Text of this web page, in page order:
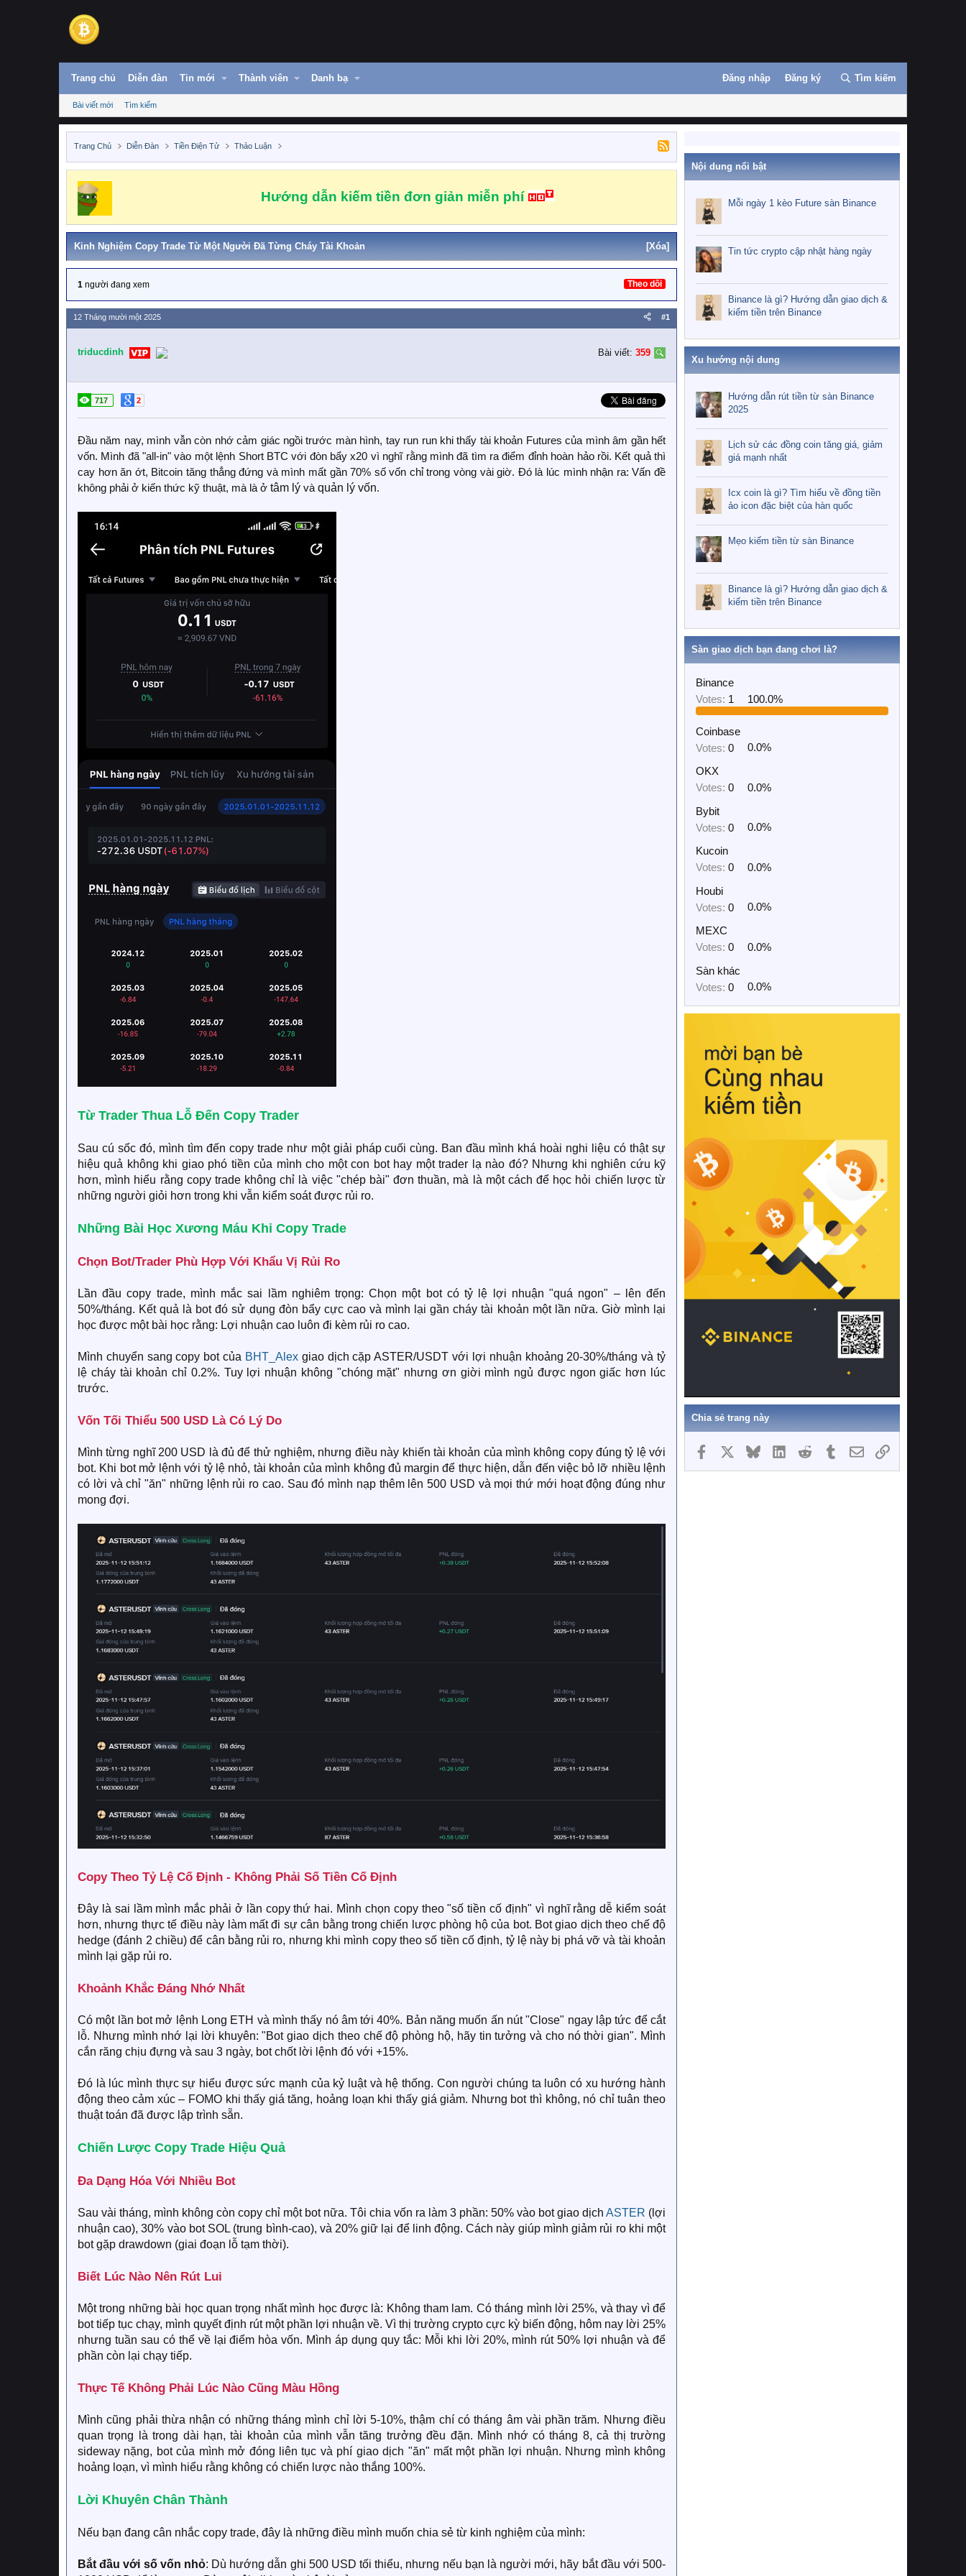
Trang chủ Diễn đàn Tin mới Thành viên Danh bạ Đăng nhập Đăng ký Tìm kiếm
Bài viết mới Tìm kiếm
Trang Chủ Diễn Đàn Tiền Điện Tử Thảo Luận
Hướng dẫn kiếm tiền đơn giản miễn phí
Kinh Nghiệm Copy Trade Từ Một Người Đã Từng Cháy Tài Khoản [Xóa]
1 người đang xem Theo dõi
12 Tháng mười một 2025 #1
triducdinh Bài viết: 359
717 2
Đầu năm nay, mình vẫn còn nhớ cảm giác ngồi trước màn hình, tay run run khi thấy tài khoản Futures của mình âm gần hết
vốn. Mình đã "all-in" vào một lệnh Short BTC với đòn bẩy x20 vì nghĩ rằng mình đã tìm ra điểm đỉnh hoàn hảo rồi. Kết quả thì
cay hơn ăn ớt, Bitcoin tăng thẳng đứng và mình mất gần 70% số vốn chỉ trong vòng vài giờ. Đó là lúc mình nhận ra: Vấn đề
không phải ở kiến thức kỹ thuật, mà là ở tâm lý và quản lý vốn.
Từ Trader Thua Lỗ Đến Copy Trader​
Sau cú sốc đó, mình tìm đến copy trade như một giải pháp cuối cùng. Ban đầu mình khá hoài nghi liệu có thật sự
hiệu quả không khi giao phó tiền của mình cho một con bot hay một trader lạ nào đó? Nhưng khi nghiên cứu kỹ
hơn, mình hiểu rằng copy trade không chỉ là việc "chép bài" đơn thuần, mà là một cách để học hỏi chiến lược từ
những người giỏi hơn trong khi vẫn kiểm soát được rủi ro.
Những Bài Học Xương Máu Khi Copy Trade​
Chọn Bot/Trader Phù Hợp Với Khẩu Vị Rủi Ro​
Lần đầu copy trade, mình mắc sai lầm nghiêm trọng: Chọn một bot có tỷ lệ lợi nhuận "quá ngon" – lên đến
50%/tháng. Kết quả là bot đó sử dụng đòn bẩy cực cao và mình lại gần cháy tài khoản một lần nữa. Giờ mình lại
học được một bài học rằng: Lợi nhuận cao luôn đi kèm rủi ro cao.
Mình chuyển sang copy bot của BHT_Alexgiao dịch cặp ASTER/USDT với lợi nhuận khoảng 20-30%/tháng và tỷ
lệ cháy tài khoản chỉ 0.2%. Tuy lợi nhuận không "chóng mặt" nhưng ơn giời mình ngủ được ngon giấc hơn lúc
trước.
Vốn Tối Thiểu 500 USD Là Có Lý Do​
Mình từng nghĩ 200 USD là đủ để thử nghiệm, nhưng điều này khiến tài khoản của mình không copy đúng tỷ lệ với
bot. Khi bot mở lệnh với tỷ lệ nhỏ, tài khoản của mình không đủ margin để thực hiện, dẫn đến việc bỏ lỡ nhiều lệnh
có lời và chỉ "ăn" những lệnh rủi ro cao. Sau đó mình nạp thêm lên 500 USD và mọi thứ mới hoạt động đúng như
mong đợi.
Copy Theo Tỷ Lệ Cố Định - Không Phải Số Tiền Cố Định​
Đây là sai lầm mình mắc phải ở lần copy thứ hai. Mình chọn copy theo "số tiền cố định" vì nghĩ rằng dễ kiểm soát
hơn, nhưng thực tế điều này làm mất đi sự cân bằng trong chiến lược phòng hộ của bot. Bot giao dịch theo chế độ
hedge (đánh 2 chiều) để cân bằng rủi ro, nhưng khi mình copy theo số tiền cố định, tỷ lệ này bị phá vỡ và tài khoản
mình lại gặp rủi ro.
Khoảnh Khắc Đáng Nhớ Nhất​
Có một lần bot mở lệnh Long ETH và mình thấy nó âm tới 40%. Bản năng muốn ấn nút "Close" ngay lập tức để cắt
lỗ. Nhưng mình nhớ lại lời khuyên: "Bot giao dịch theo chế độ phòng hộ, hãy tin tưởng và cho nó thời gian". Mình
cắn răng chịu đựng và sau 3 ngày, bot chốt lời lệnh đó với +15%.
Đó là lúc mình thực sự hiểu được sức mạnh của kỷ luật và hệ thống. Con người chúng ta luôn có xu hướng hành
động theo cảm xúc – FOMO khi thấy giá tăng, hoảng loạn khi thấy giá giảm. Nhưng bot thì không, nó chỉ tuân theo
thuật toán đã được lập trình sẵn.
Chiến Lược Copy Trade Hiệu Quả​
Đa Dạng Hóa Với Nhiều Bot​
Sau vài tháng, mình không còn copy chỉ một bot nữa. Tôi chia vốn ra làm 3 phần: 50% vào bot giao dịch ASTER (lợi
nhuận cao), 30% vào bot SOL (trung bình-cao), và 20% giữ lại để linh động. Cách này giúp mình giảm rủi ro khi một
bot gặp drawdown (giai đoạn lỗ tạm thời).
Biết Lúc Nào Nên Rút Lui​
Một trong những bài học quan trọng nhất mình học được là: Không tham lam. Có tháng mình lời 25%, và thay vì để
bot tiếp tục chạy, mình quyết định rút một phần lợi nhuận về. Vì thị trường crypto cực kỳ biến động, hôm nay lời 25%
nhưng tuần sau có thể về lại điểm hòa vốn. Mình áp dụng quy tắc: Mỗi khi lời 20%, mình rút 50% lợi nhuận và để
phần còn lại chạy tiếp.
Thực Tế Không Phải Lúc Nào Cũng Màu Hồng​
Mình cũng phải thừa nhận có những tháng mình chỉ lời 5-10%, thậm chí có tháng âm vài phần trăm. Nhưng điều
quan trọng là trong dài hạn, tài khoản của mình vẫn tăng trưởng đều đặn. Mình nhớ có tháng 8, cả thị trường
sideway nặng, bot của mình mở đóng liên tục và phí giao dịch "ăn" mất một phần lợi nhuận. Nhưng mình không
hoảng loạn, vì mình hiểu rằng không có chiến lược nào thắng 100%.
Lời Khuyên Chân Thành​
Nếu bạn đang cân nhắc copy trade, đây là những điều mình muốn chia sẻ từ kinh nghiệm của mình:
Bắt đầu với số vốn nhỏ: Dù hướng dẫn ghi 500 USD tối thiểu, nhưng nếu bạn là người mới, hãy bắt đầu với 500-
Nội dung nổi bật
Mỗi ngày 1 kèo Future sàn Binance
Tin tức crypto cập nhật hàng ngày
Binance là gì? Hướng dẫn giao dịch &
kiếm tiền trên Binance
Xu hướng nội dung
Hướng dẫn rút tiền từ sàn Binance
2025
Lịch sử các đồng coin tăng giá, giảm
giá mạnh nhất
Icx coin là gì? Tìm hiểu về đồng tiền
ảo icon đặc biệt của hàn quốc
Mẹo kiếm tiền từ sàn Binance
Binance là gì? Hướng dẫn giao dịch &
kiếm tiền trên Binance
Sàn giao dịch bạn đang chơi là?
Binance
Votes: 1 100.0%
Coinbase
Votes: 0
0.0%
OKX
Votes: 0
0.0%
Bybit
Votes: 0
0.0%
Kucoin
Votes: 0
0.0%
Houbi
Votes: 0
0.0%
MEXC
Votes: 0
0.0%
Sàn khác
Votes: 0 0.0%
Chia sẻ trang này
Facebook BlueskyLinkedInReddit TumblrEmailLink